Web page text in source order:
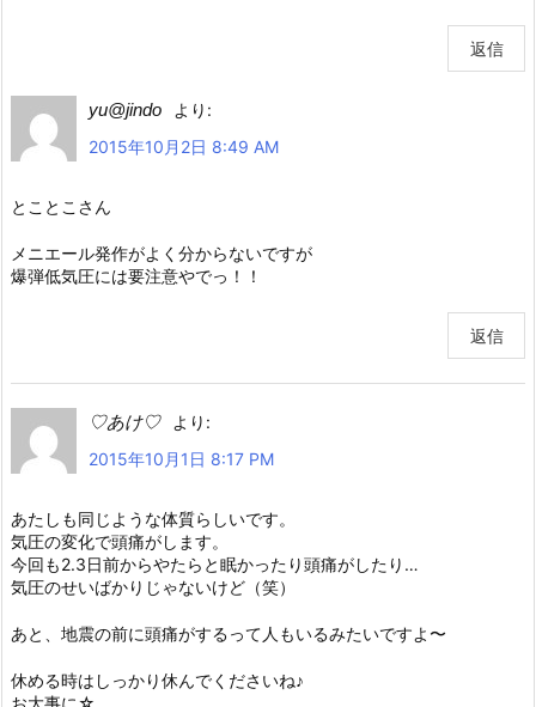
返信
yu@jindo
より:
2015年10月2日 8:49 AM
とことこさん
メニエール発作がよく分からないですが
爆弾低気圧には要注意やでっ！！
返信
♡あけ♡
より:
2015年10月1日 8:17 PM
あたしも同じような体質らしいです。
気圧の変化で頭痛がします。
今回も2.3日前からやたらと眠かったり頭痛がしたり…
気圧のせいばかりじゃないけど（笑）
あと、地震の前に頭痛がするって人もいるみたいですよ〜
休める時はしっかり休んでくださいね♪
お大事に☆